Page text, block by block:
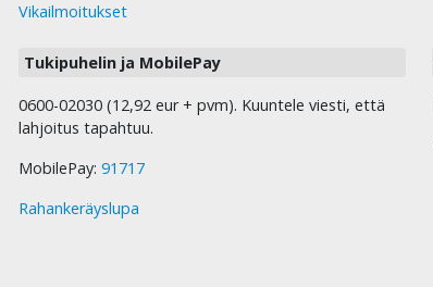
Vikailmoitukset
Tukipuhelin ja MobilePay
0600-02030 (12,92 eur + pvm). Kuuntele viesti, että
lahjoitus tapahtuu.
MobilePay: 91717
Rahankeräyslupa